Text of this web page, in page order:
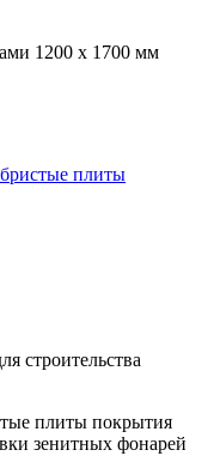
1200 х 1700 мм
плиты
строительства
плиты покрытия
зенитных фонарей